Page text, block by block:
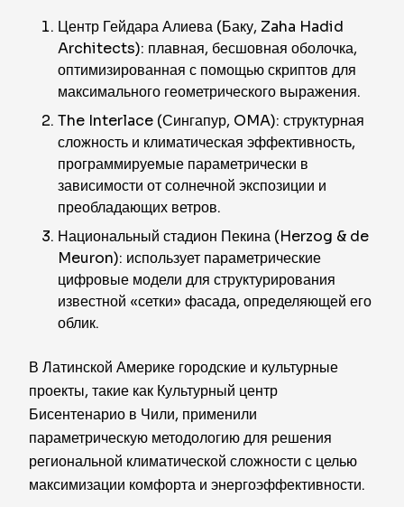
Центр Гейдара Алиева (Баку, Zaha Hadid
Architects): плавная, бесшовная оболочка,
оптимизированная с помощью скриптов для
максимального геометрического выражения.
The Interlace (Сингапур, OMA): структурная
сложность и климатическая эффективность,
программируемые параметрически в
зависимости от солнечной экспозиции и
преобладающих ветров.
Национальный стадион Пекина (Herzog & de
Meuron): использует параметрические
цифровые модели для структурирования
известной «сетки» фасада, определяющей его
облик.
В Латинской Америке городские и культурные
проекты, такие как Культурный центр
Бисентенарио в Чили, применили
параметрическую методологию для решения
региональной климатической сложности с целью
максимизации комфорта и энергоэффективности.